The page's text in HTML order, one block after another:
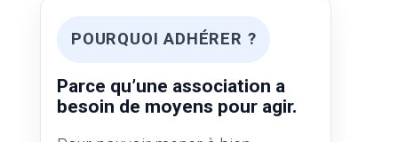
POURQUOI ADHÉRER ?
Parce qu’une association a
besoin de moyens pour agir.